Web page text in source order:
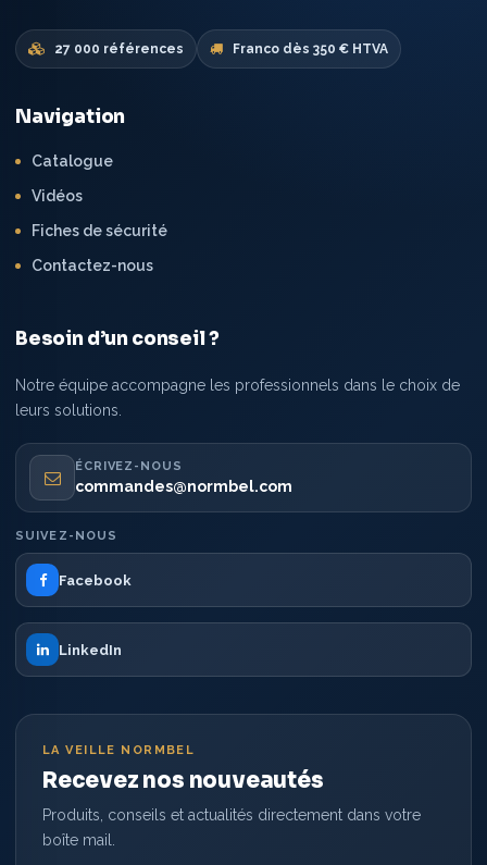
27 000 références Franco dès 350 € HTVA
Navigation
Catalogue
Vidéos
Fiches de sécurité
Contactez-nous
Besoin d’un conseil ?
Notre équipe accompagne les professionnels dans le choix de
leurs solutions.
ÉCRIVEZ-NOUS
commandes@normbel.com
SUIVEZ-NOUS
Facebook
LinkedIn
LA VEILLE NORMBEL
Recevez nos nouveautés
Produits, conseils et actualités directement dans votre
boîte mail.